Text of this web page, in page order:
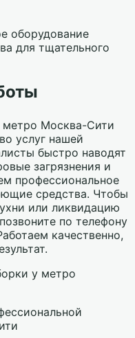
оборудование
для тщательного
Москва-Сити
услуг нашей
быстро наводят
загрязнения и
профессиональное
средства. Чтобы
или ликвидацию
по телефону
качественно,